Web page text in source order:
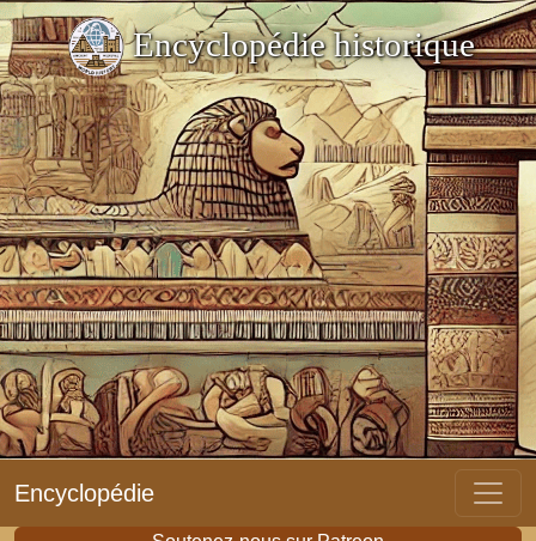
Encyclopédie historique
Encyclopédie